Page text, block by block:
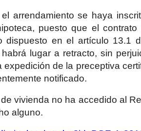
arrendamiento se haya
puesto que el
dispuesto en el artículo 13.1
lugar a retracto, sin
expedición de la preceptiva
notificado.
vivienda no ha accedido al
alguno.